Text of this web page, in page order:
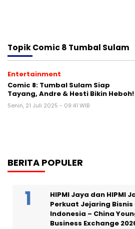
TopikComic 8 Tumbal Sulam
Entertainment
Comic 8: Tumbal Sulam Siap
Tayang, Andre & Hesti Bikin Heboh!
Senin, 21 Juli 2025 - 09:41 WIB
BERITA POPULER
HIPMI Jaya dan HIPMI
Perkuat Jejaring
Indonesia – China
Business Exchange